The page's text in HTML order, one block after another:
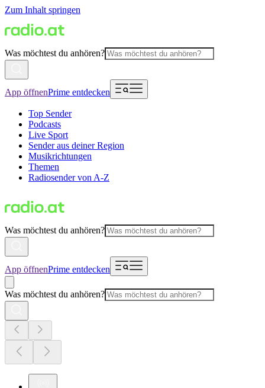
Zum Inhalt springen
Was möchtest du anhören?
App öffnenPrime entdecken
Top Sender
Podcasts
Live Sport
Sender aus deiner Region
Musikrichtungen
Themen
Radiosender von A-Z
Was möchtest du anhören?
App öffnenPrime entdecken
Was möchtest du anhören?